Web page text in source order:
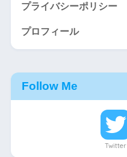
プライバシーポリシー
プロフィール
Follow Me
Twitter